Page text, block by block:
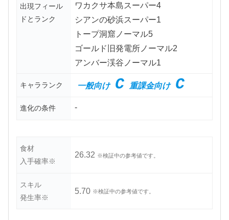
出現フィール
ドとランク
ワカクサ本島スーパー4
シアンの砂浜スーパー1
トープ洞窟ノーマル5
ゴールド旧発電所ノーマル2
アンバー渓谷ノーマル1
キャラランク 一般向け C 重課金向け C
進化の条件 -
食材
入手確率※
26.32 ※検証中の参考値です。
スキル
発生率※
5.70 ※検証中の参考値です。